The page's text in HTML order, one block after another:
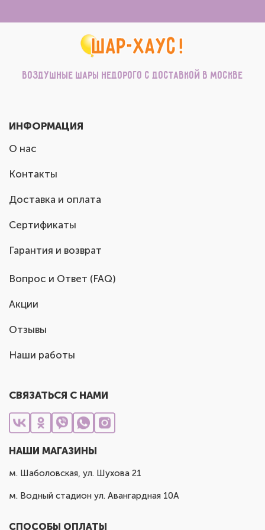
Воздушные шары недорого с доставкой в Москве
ИНФОРМАЦИЯ
О нас
Контакты
Доставка и оплата
Сертификаты
Гарантия и возврат
Вопрос и Ответ (FAQ)
Акции
Отзывы
Наши работы
СВЯЗАТЬСЯ С НАМИ
НАШИ МАГАЗИНЫ
м. Шаболовская, ул. Шухова 21
м. Водный стадион ул. Авангардная 10А
СПОСОБЫ ОПЛАТЫ